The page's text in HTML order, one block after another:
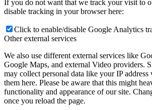
If you do not want that we track your visit to
disable tracking in your browser here:
Click to enable/disable Google Analytics
Other external services
We also use different external services like
Google Maps, and external Video providers.
may collect personal data like your IP
them here. Please be aware that this might
functionality and appearance of our site.
once you reload the page.